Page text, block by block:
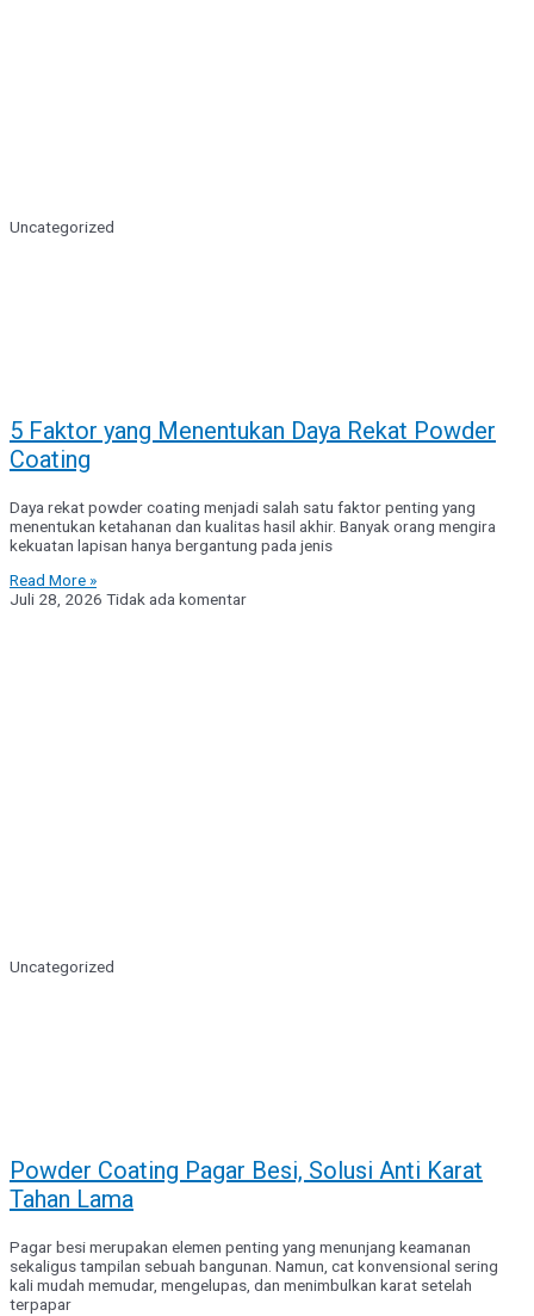
Uncategorized
5 Faktor yang Menentukan Daya Rekat Powder
Coating
Daya rekat powder coating menjadi salah satu faktor penting yang
menentukan ketahanan dan kualitas hasil akhir. Banyak orang mengira
kekuatan lapisan hanya bergantung pada jenis
Read More »
Juli 28, 2026 Tidak ada komentar
Uncategorized
Powder Coating Pagar Besi, Solusi Anti Karat
Tahan Lama
Pagar besi merupakan elemen penting yang menunjang keamanan
sekaligus tampilan sebuah bangunan. Namun, cat konvensional sering
kali mudah memudar, mengelupas, dan menimbulkan karat setelah
terpapar